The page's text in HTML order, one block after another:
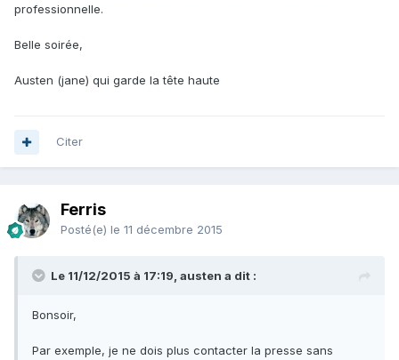
professionnelle.
Belle soirée,
Austen (jane) qui garde la tête haute
Citer
Ferris
Posté(e) le 11 décembre 2015
Le 11/12/2015 à 17:19, austen a dit :
Bonsoir,
Par exemple, je ne dois plus contacter la presse sans